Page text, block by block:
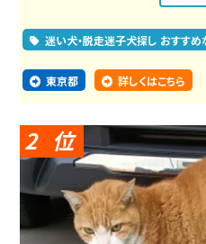
迷い犬・脱走迷子犬探し おすすめ
東京都 詳しくはこちら
2